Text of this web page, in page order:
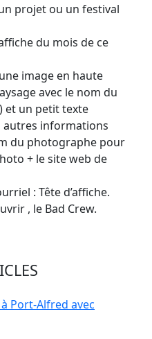
projet ou un festival
du mois de ce
image en haute
avec le nom du
et un petit texte
autres informations
du photographe pour
+ le site web de
: Tête d’affiche.
, le Bad Crew.
Port-Alfred avec